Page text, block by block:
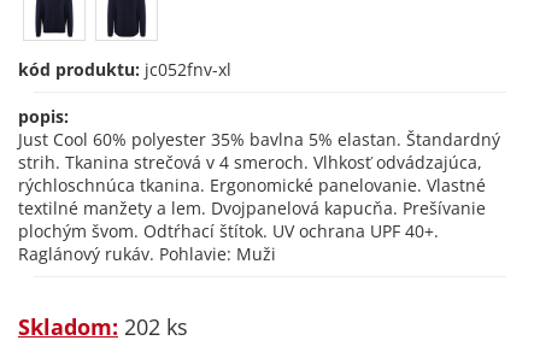
kód produktu: jc052fnv-xl
popis:
Just Cool 60% polyester 35% bavlna 5% elastan. Štandardný
strih. Tkanina strečová v 4 smeroch. Vlhkosť odvádzajúca,
rýchloschnúca tkanina. Ergonomické panelovanie. Vlastné
textilné manžety a lem. Dvojpanelová kapucňa. Prešívanie
plochým švom. Odtŕhací štítok. UV ochrana UPF 40+.
Raglánový rukáv. Pohlavie: Muži
Skladom: 202 ks